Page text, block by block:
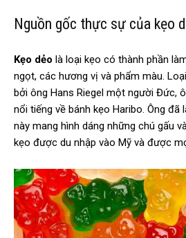
Nguồn gốc thực sự của kẹo
Kẹo dẻo là loại kẹo có thành phần
ngọt, các hương vị và phẩm màu.
bởi ông Hans Riegel một người Đức,
nổi tiếng về bánh kẹo Haribo. Ông đã
này mang hình dáng những chú gấu
kẹo được du nhập vào Mỹ và được